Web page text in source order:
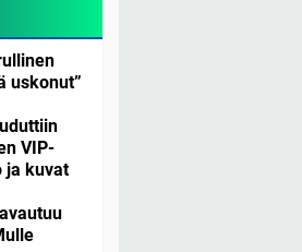
uskonut”
VIP-
ja kuvat